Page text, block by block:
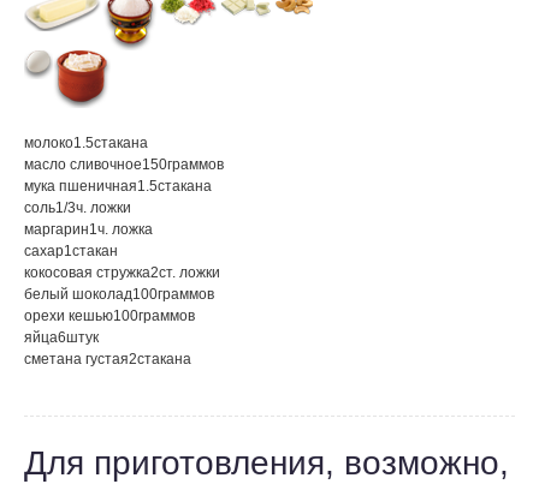
молоко1.5стакана
масло сливочное150граммов
мука пшеничная1.5стакана
соль1/3ч. ложки
маргарин1ч. ложка
сахар1стакан
кокосовая стружка2ст. ложки
белый шоколад100граммов
орехи кешью100граммов
яйца6штук
сметана густая2стакана
Для приготовления, возможно,